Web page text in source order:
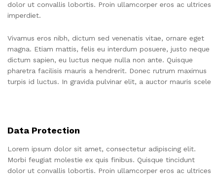
dolor ut convallis lobortis. Proin ullamcorper eros ac ultrices
imperdiet.
Vivamus eros nibh, dictum sed venenatis vitae, ornare eget
magna. Etiam mattis, felis eu interdum posuere, justo neque
dictum sapien, eu luctus neque nulla non ante. Quisque
pharetra facilisis mauris a hendrerit. Donec rutrum maximus
turpis id luctus. In gravida pulvinar elit, a auctor mauris scele
Data Protection
Lorem ipsum dolor sit amet, consectetur adipiscing elit.
Morbi feugiat molestie ex quis finibus. Quisque tincidunt
dolor ut convallis lobortis. Proin ullamcorper eros ac ultrices